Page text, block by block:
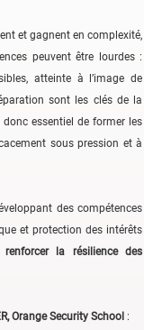
et gagnent en complexité,
peuvent être lourdes :
atteinte à l’image de
sont les clés de la
essentiel de former les
sous pression et à
des compétences
et protection des intérêts
la résilience des
Orange Security School :